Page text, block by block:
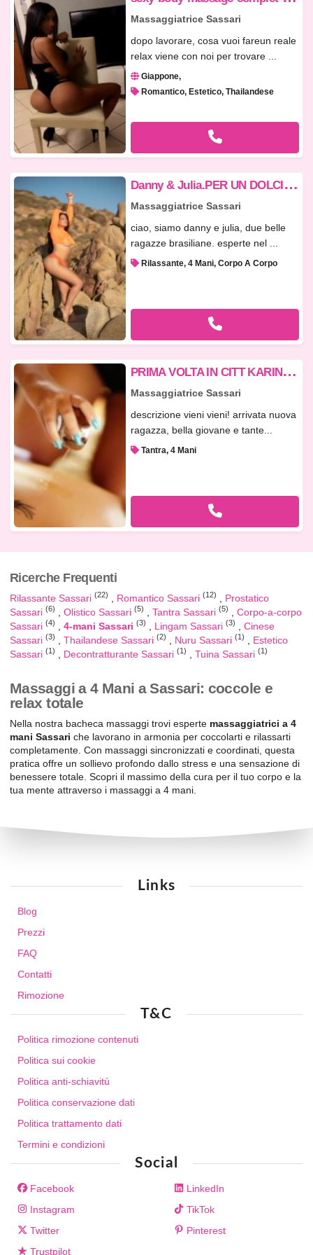
Massaggiatrice Sassari
dopo lavorare, cosa vuoi fareun reale
relax viene con noi per trovare ...
Giappone
Romantico, Estetico, Thailandese
D
anny & Julia.PER UN DOLCISSIMO RELAX TRA LE NOSTRE BRACCIA. FOTO REALI..
Massaggiatrice Sassari
ciao, siamo danny e julia, due belle
ragazze brasiliane. esperte nel ...
Rilassante, 4 Mani, Corpo A Corpo
P
RIMA VOLTA IN CITT KARINA BELLA E UNICA TUTTA PER TE- BELLISSIMO MASSAGGIO
Massaggiatrice Sassari
descrizione vieni vieni! arrivata nuova
ragazza, bella giovane e tante...
Tantra, 4 Mani
Ricerche Frequenti
Rilassante Sassari (22) Romantico Sassari (12)
Prostatico
Sassari (6) Olistico Sassari (5) Tantra Sassari (5)
Corpo-a-corpo
Sassari (4) 4-mani Sassari (3) Lingam Sassari (3)
Cinese
Sassari (3) Thailandese Sassari (2) Nuru Sassari (1)
Estetico
Sassari (1) Decontratturante Sassari (1) Tuina Sassari (1)
Massaggi a 4 Mani a Sassari: coccole e
relax totale
Nella nostra bacheca massaggi trovi esperte massaggiatrici a 4
mani Sassari che lavorano in armonia per coccolarti e rilassarti
completamente. Con massaggi sincronizzati e coordinati, questa
pratica offre un sollievo profondo dallo stress e una sensazione di
benessere totale. Scopri il massimo della cura per il tuo corpo e la
tua mente attraverso i massaggi a 4 mani.
Links
Blog
Prezzi
FAQ
Contatti
Rimozione
T&C
Politica rimozione contenuti
Politica sui cookie
Politica anti-schiavitù
Politica conservazione dati
Politica trattamento dati
Termini e condizioni
Social
Facebook
Instagram
Twitter
Trustpilot
LinkedIn
TikTok
Pinterest